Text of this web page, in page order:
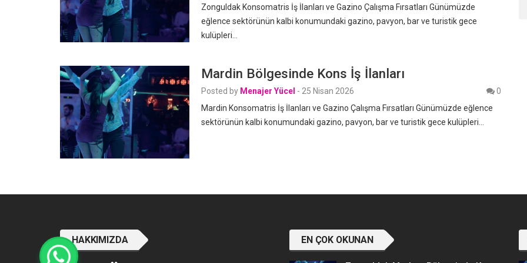
Zonguldak Konsomatris İş İlanları ve Gazino Çalışma Fırsatları Günümüzde
eğlence sektörünün kalbi konumundaki gazino, pavyon, bar ve turistik gece
kulüpleri…
Mardin Bölgesinde Kons İş İlanları
Posted by Menajer Yücel - 25 Nisan 2026
0
Mardin Konsomatris İş İlanları ve Gazino Çalışma Fırsatları Günümüzde eğlence
sektörünün kalbi konumundaki gazino, pavyon, bar ve turistik gece kulüpleri…
HAKKIMIZDA EN ÇOK OKUNAN